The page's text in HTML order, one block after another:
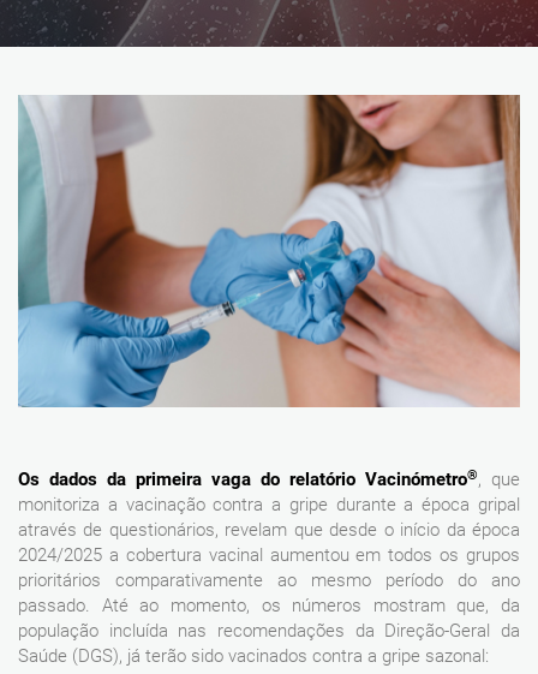
Os dados da primeira vaga do relatório Vacinómetro®, que
monitoriza a vacinação contra a gripe durante a época gripal
através de questionários, revelam que desde o início da época
2024/2025 a cobertura vacinal aumentou em todos os grupos
prioritários comparativamente ao mesmo período do ano
passado. Até ao momento, os números mostram que, da
população incluída nas recomendações da Direção-Geral da
Saúde (DGS), já terão sido vacinados contra a gripe sazonal: